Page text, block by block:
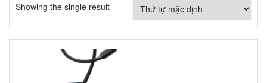
Showing the single result